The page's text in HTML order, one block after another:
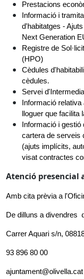
Prestacions
Informació i
d'habitatges -
Next Generation
Registre de
(HPO)
Cèdules
cèdules.
Servei
Informació
lloguer que facilita
Informació i
cartera de serveis
(ajuts implícits,
visat contractes
Atenció presencial
Amb cita prèvia a
De dilluns a divendres
Carrer Aquari s/n,
93 896 80 00
ajuntament@olivella.cat